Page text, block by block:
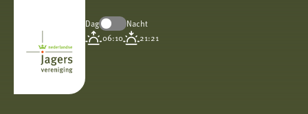
Koninklijke
Nederlandse
Jagersvereniging
Dag
Nacht
06:10
21:21